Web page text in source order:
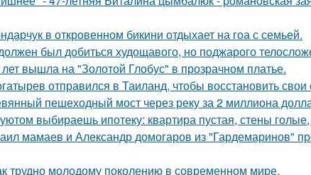
в откровенном бикини отдыхает на гоа с семьей.
был добиться худощавого, но поджарого
вышла на "Золотой Глобус" в прозрачном платье.
отправился в Таиланд, чтобы восстановить
пешеходный мост через реку за 2 миллиона
выбираешь ипотеку: квартира пустая, стены голые,
мамаев и Александр домогаров из "Гардемаринов"
трудно молодому поколению в современном мире.